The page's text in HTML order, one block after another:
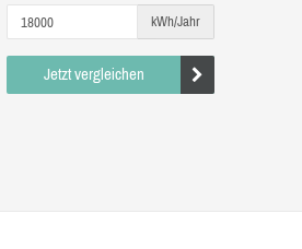
kWh/Jahr
Jetzt vergleichen